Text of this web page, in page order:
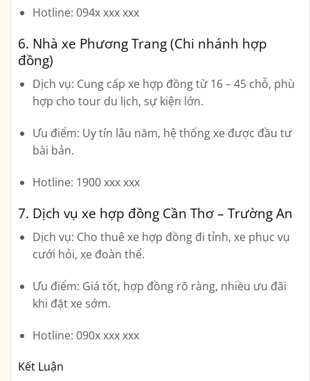
Hotline: 094x xxx xxx
6. Nhà xe Phương Trang (Chi nhánh hợp
đồng)
Dịch vụ: Cung cấp xe hợp đồng từ 16 – 45 chỗ, phù
hợp cho tour du lịch, sự kiện lớn.
Ưu điểm: Uy tín lâu năm, hệ thống xe được đầu tư
bài bản.
Hotline: 1900 xxx xxx
7. Dịch vụ xe hợp đồng Cần Thơ – Trường An
Dịch vụ: Cho thuê xe hợp đồng đi tỉnh, xe phục vụ
cưới hỏi, xe đoàn thể.
Ưu điểm: Giá tốt, hợp đồng rõ ràng, nhiều ưu đãi
khi đặt xe sớm.
Hotline: 090x xxx xxx
Kết Luận